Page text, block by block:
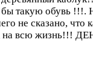
такую обувь !!!.
не сказано, что
на всю жизнь!!!